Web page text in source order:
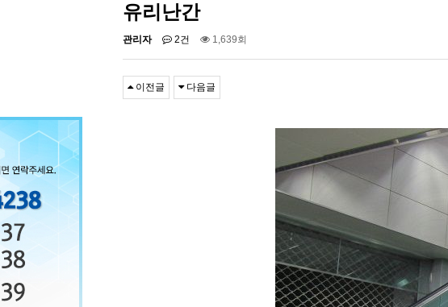
유리난간
관리자 2건 1,639회
이전글 다음글